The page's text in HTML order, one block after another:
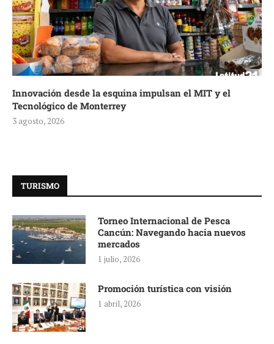
Innovación desde la esquina impulsan el MIT y el
Tecnológico de Monterrey
3 agosto, 2026
TURISMO
Torneo Internacional de Pesca
Cancún: Navegando hacia nuevos
mercados
1 julio, 2026
Promoción turística con visión
1 abril, 2026